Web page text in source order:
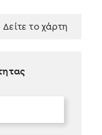
Δείτε το χάρτη